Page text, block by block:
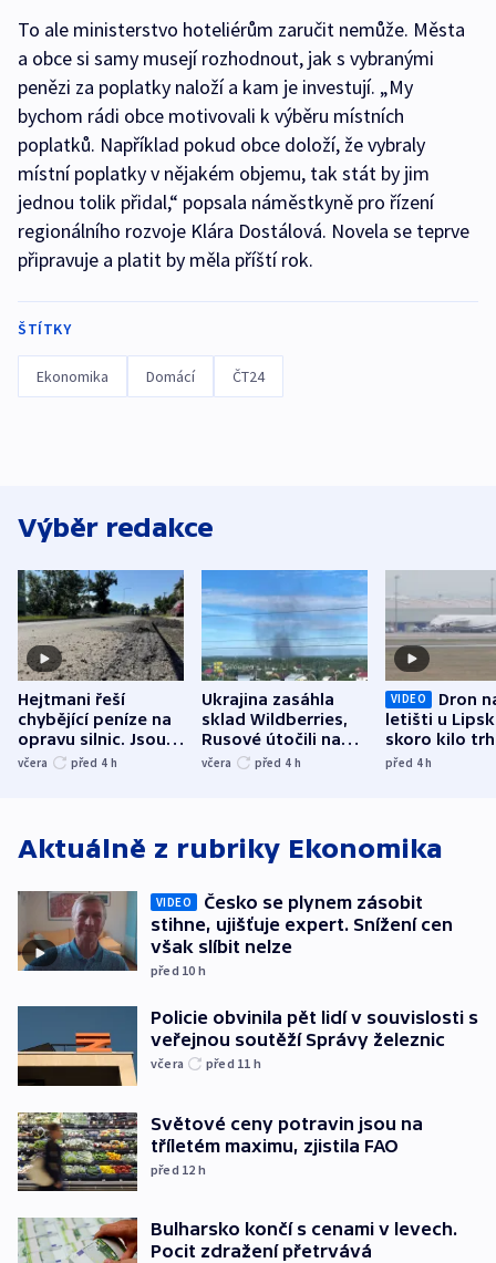
To ale ministerstvo hoteliérům zaručit nemůže. Města
a obce si samy musejí rozhodnout, jak s vybranými
penězi za poplatky naloží a kam je investují. „My
bychom rádi obce motivovali k výběru místních
poplatků. Například pokud obce doloží, že vybraly
místní poplatky v nějakém objemu, tak stát by jim
jednou tolik přidal,“ popsala náměstkyně pro řízení
regionálního rozvoje Klára Dostálová. Novela se teprve
připravuje a platit by měla příští rok.
ŠTÍTKY
Ekonomika Domácí ČT24
Výběr redakce
Hejtmani řeší
chybějící peníze na
opravu silnic. Jsou
nenárokové, namítá
včera před 4 h
Ukrajina zasáhla
sklad Wildberries,
Rusové útočili na
trh, hasiče či
včera před 4 h
VIDEO
Dron
letišti u
skoro kilo
indicie
před 4h
Aktuálně z rubriky Ekonomika
VIDEO
Česko se plynem zásobit
stihne, ujišťuje expert. Snížení cen
však slíbit nelze
před 10 h
Policie obvinila pět lidí v souvislosti s
veřejnou soutěží Správy železnic
včera před 11 h
Světové ceny potravin jsou na
tříletém maximu, zjistila FAO
před 12 h
Bulharsko končí s cenami v levech.
Pocit zdražení přetrvává